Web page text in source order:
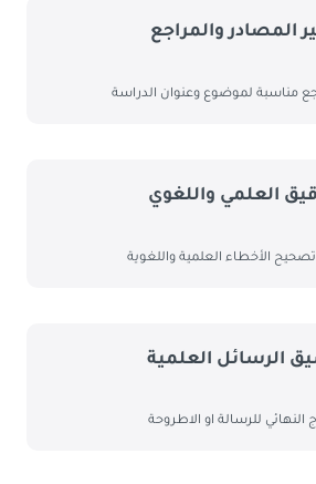
اﻟﻤﺼﺎدر واﻟﻤﺮاﺟﻊ
ﻣﻨﺎﺳﺒﺔ ﻟﻤﻮﺿﻮع وﻋﻨﻮان اﻟﺪراﺳﺔ
اﻟﻌﻠﻤﻲ واﻟﻠﻐﻮي
اﻷﺧﻄﺎء اﻟﻌﻠﻤﻴﺔ واﻟﻠﻐﻮﻳﺔ
اﻟﺮﺳﺎﺋﻞ اﻟﻌﻠﻤﻴﺔ
اﻟﻨﻬﺎﺋﻲ ﻟﻠﺮﺳﺎﻟﺔ او اﻻﻃﺮوﺣﺔ